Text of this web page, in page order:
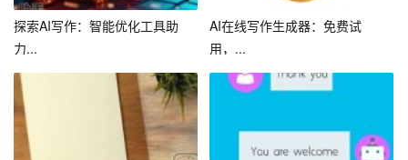
2.提高工作效率，合理安排工作时间，确保工作目标的达
成。
3.遵守公司规章制度，服从领导安排，积极参与公司各项
工作。
探索AI写作：智能优化工具助
力...
AI在线写作生成器：免费试
用，...